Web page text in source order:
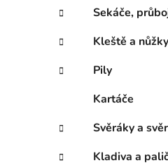
n
í
p
a
l
e
Sekáče,
Kleště a nůžky
Pily
Kartáče
Svěráky a
Kladiva a